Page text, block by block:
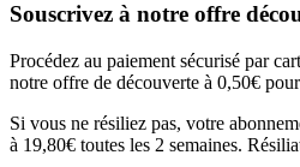
Souscrivez à notre offre
Procédez au paiement sécurisé par
notre offre de découverte à 0,50€
Si vous ne résiliez pas, votre
à 19,80€ toutes les 2 semaines.